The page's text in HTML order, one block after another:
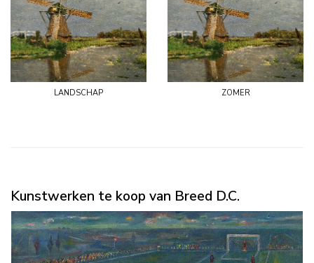
landschap zomer
Kunstwerken te koop van Breed D.C.